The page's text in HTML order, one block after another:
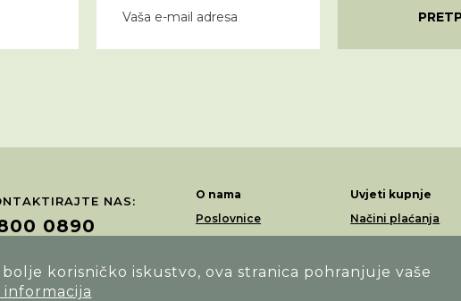
korisničko iskustvo, ova stranica pohranjuje vaše
informacija
NAS:
0890
NAS NA:
O nama
Poslovnice
Loyalty program
Uvjeti kupnje
Načini plaćanja
Povrati i